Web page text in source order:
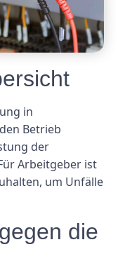
in
Betrieb
der
Arbeitgeber ist
um Unfälle
die